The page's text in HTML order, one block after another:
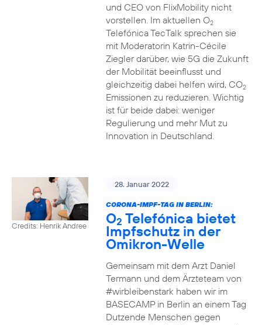
und CEO von FlixMobility nicht
vorstellen. Im aktuellen O2
Telefónica TecTalk sprechen sie
mit Moderatorin Katrin-Cécile
Ziegler darüber, wie 5G die Zukunft
der Mobilität beeinflusst und
gleichzeitig dabei helfen wird, CO2
Emissionen zu reduzieren. Wichtig
ist für beide dabei: weniger
Regulierung und mehr Mut zu
Innovation in Deutschland.
Credits: Henrik Andree
28. Januar 2022
CORONA-IMPF-TAG IN BERLIN:
O2 Telefónica bietet
Impfschutz in der
Omikron-Welle
Gemeinsam mit dem Arzt Daniel
Termann und dem Ärzteteam von
#wirbleibenstark haben wir im
BASECAMP in Berlin an einem Tag
Dutzende Menschen gegen